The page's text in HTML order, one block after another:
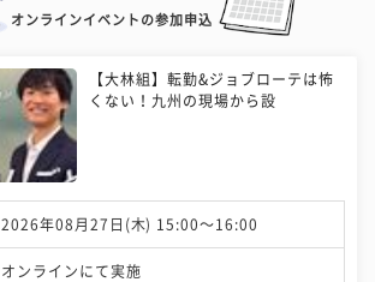
オンラインイベントの参加申込
【大林組】転勤&ジョブローテは怖
くない！九州の現場から設
2026年08月27日(木) 15:00〜16:00
オンラインにて実施